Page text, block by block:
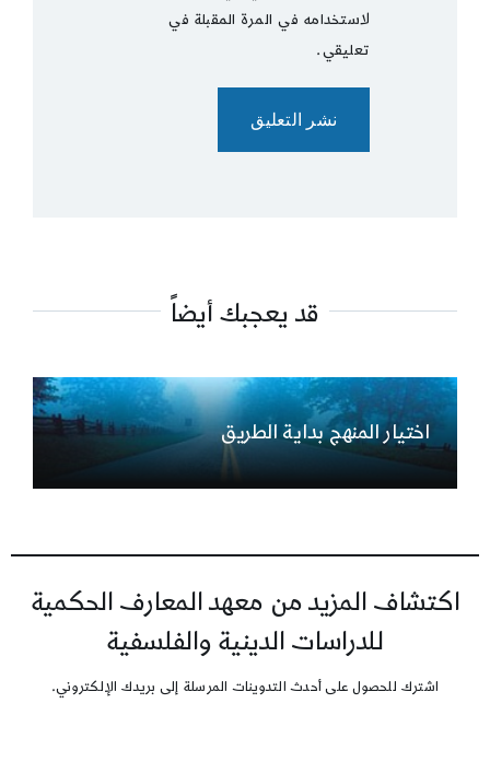
لاستخدامه في المرة المقبلة في
تعليقي.
قد يعجبك أيضاً
اختيار المنهج بداية الطريق
اكتشاف المزيد من معهد المعارف الحكمية
للدراسات الدينية والفلسفية
اشترك للحصول على أحدث التدوينات المرسلة إلى بريدك الإلكتروني.